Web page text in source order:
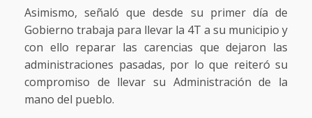
Asimismo, señaló que desde su primer día de
Gobierno trabaja para llevar la 4T a su municipio y
con ello reparar las carencias que dejaron las
administraciones pasadas, por lo que reiteró su
compromiso de llevar su Administración de la
mano del pueblo.